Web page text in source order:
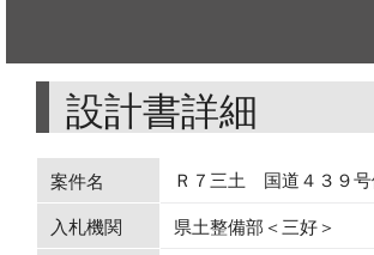
設計書詳細
案件名
Ｒ７三土 国道４３９
入札機関
県土整備部＜三好＞